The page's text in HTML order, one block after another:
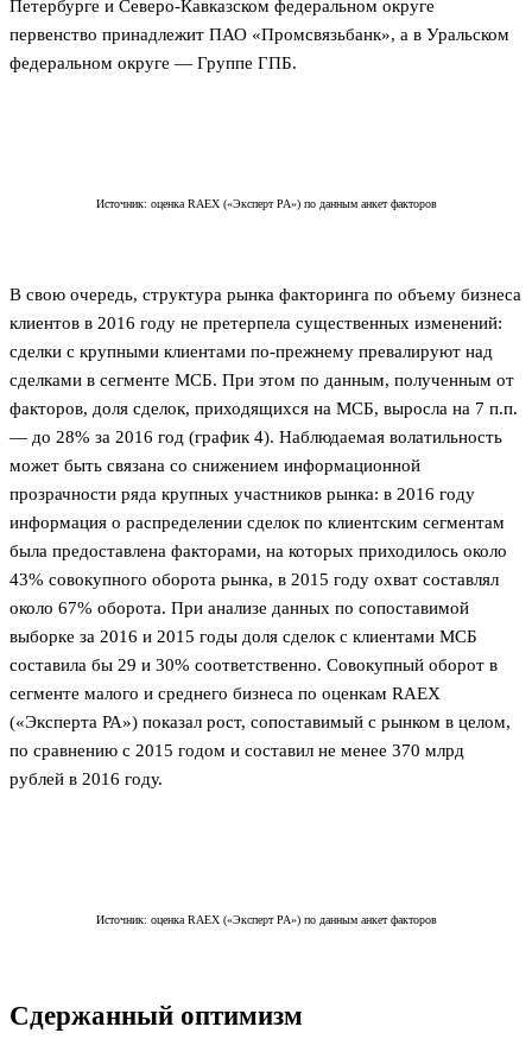
Петербурге и Северо-Кавказском федеральном округе
первенство принадлежит ПАО «Промсвязьбанк», а в Уральском
федеральном округе — Группе ГПБ.
Источник: оценка RAEX («Эксперт РА») по данным анкет факторов
В свою очередь, структура рынка факторинга по объему бизнеса
клиентов в 2016 году не претерпела существенных изменений:
сделки с крупными клиентами по-прежнему превалируют над
сделками в сегменте МСБ. При этом по данным, полученным от
факторов, доля сделок, приходящихся на МСБ, выросла на 7 п.п.
— до 28% за 2016 год (график 4). Наблюдаемая волатильность
может быть связана со снижением информационной
прозрачности ряда крупных участников рынка: в 2016 году
информация о распределении сделок по клиентским сегментам
была предоставлена факторами, на которых приходилось около
43% совокупного оборота рынка, в 2015 году охват составлял
около 67% оборота. При анализе данных по сопоставимой
выборке за 2016 и 2015 годы доля сделок с клиентами МСБ
составила бы 29 и 30% соответственно. Совокупный оборот в
сегменте малого и среднего бизнеса по оценкам RAEX
(«Эксперта РА») показал рост, сопоставимый с рынком в целом,
по сравнению с 2015 годом и составил не менее 370 млрд
рублей в 2016 году.
Источник: оценка RAEX («Эксперт РА») по данным анкет факторов
Сдержанный оптимизм